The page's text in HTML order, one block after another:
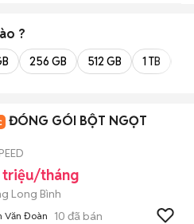
?
256 GB 512 GB 1 TB
ĐÓNG GÓI BỘT NGỌT
triệu/tháng
Long Bình
Văn Đoàn 10 đã bán